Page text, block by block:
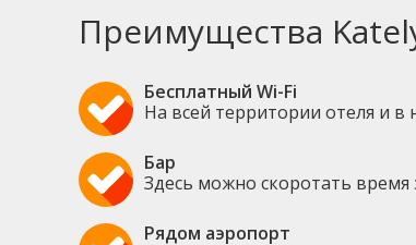
Преимущества
Бесплатный Wi-Fi
На всей территории отеля и в
Бар
Здесь можно скоротать время
Рядом аэропорт